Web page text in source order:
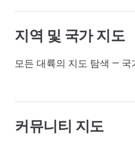
지역 및 국가 지도
모든 대륙의 지도 탐색 — 국
커뮤니티 지도